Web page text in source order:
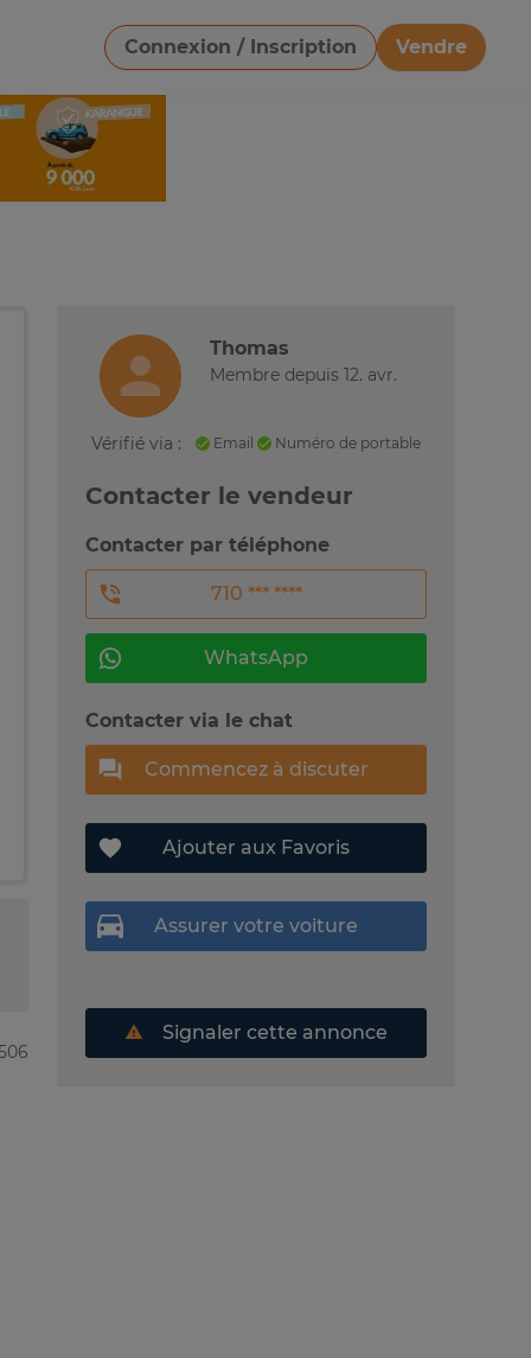
Connexion / Inscription
Vendre
Télécharger une image
Thomas
Membre depuis 12. avr.
Vérifié via : Email Numéro de portable
Contacter le vendeur
Contacter par téléphone
710 *** ****
WhatsApp
Contacter via le chat
Commencez à discuter
Ajouter aux Favoris
Assurer votre voiture
Signaler cette annonce